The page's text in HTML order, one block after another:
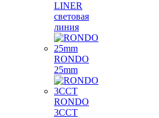
LINER
световая
линия
RONDO
25mm
RONDO
3CCT